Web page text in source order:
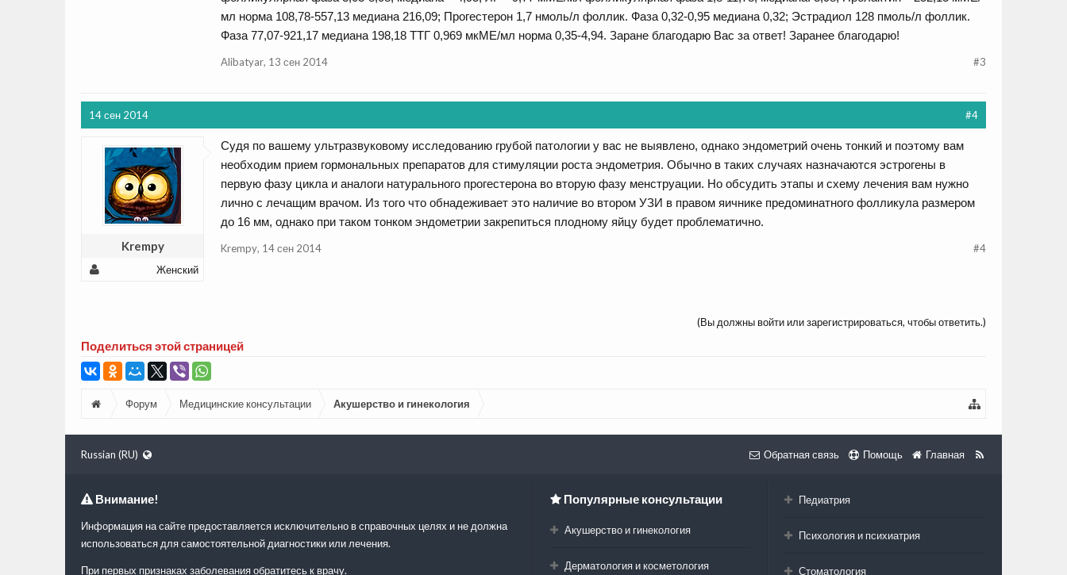
мл норма 108,78-557,13 медиана 216,09; Прогестерон 1,7 нмоль/л фоллик. Фаза 0,32-0,95 медиана 0,32; Эстрадиол 128 пмоль/л фоллик.
Фаза 77,07-921,17 медиана 198,18 ТТГ 0,969 мкМЕ/мл норма 0,35-4,94. Заране благодарю Вас за ответ! Заранее благодарю!
Alibatyar, 13 сен 2014 #3
14 сен 2014 #4
Krempy
Женский
Судя по вашему ультразвуковому исследованию грубой патологии у вас не выявлено, однако эндометрий очень тонкий и поэтому вам
необходим прием гормональных препаратов для стимуляции роста эндометрия. Обычно в таких случаях назначаются эстрогены в
первую фазу цикла и аналоги натурального прогестерона во вторую фазу менструации. Но обсудить этапы и схему лечения вам нужно
лично с лечащим врачом. Из того что обнадеживает это наличие во втором УЗИ в правом яичнике предоминатного фолликула размером
до 16 мм, однако при таком тонком эндометрии закрепиться плодному яйцу будет проблематично.
Krempy, 14 сен 2014 #4
(Вы должны войти или зарегистрироваться, чтобы ответить.)
Поделиться этой страницей
Форум Медицинские консультации Акушерство и гинекология
Russian (RU) Обратная связь Помощь Главная
Внимание!
Информация на сайте предоставляется исключительно в справочных целях и не должна
использоваться для самостоятельной диагностики или лечения.
При первых признаках заболевания обратитесь к врачу.
Популярные консультации
Акушерство и гинекология
Дерматология и косметология
Педиатрия
Психология и психиатрия
Стоматология